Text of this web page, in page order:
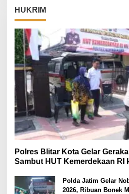
HUKRIM
Polres Blitar Kota Gelar
Sambut HUT Kemerdekaan RI
Polda Jatim Gelar
2026, Ribuan Bonek